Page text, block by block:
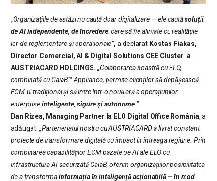
„Organizațiile de astăzi nu caută doar digitalizare — ele cautăsoluții
de AI independente, de încredere, care să fie aliniate cu realitățile
lor de reglementare și operaționale”, a declaratKostas Fiakas,
Director Comercial, AI & Digital Solutions CEE Cluster la
AUSTRIACARD HOLDINGS. „Colaborarea noastră cu ELO,
combinată cu GaiaB™ Appliance, permite clienților să depășească
ECM-ul tradițional și să intre într-o nouă eră a operațiunilor
enterpriseinteligente, sigure și autonome.”
Dan Rizea, Managing Partner la ELO Digital Office România, a
adăugat: „Parteneriatul nostru cu AUSTRIACARD a livrat constant
proiecte de transformare digitală cu impact în întreaga regiune. Prin
combinarea capabilităților ECM bazate pe AI ale ELO cu
infrastructura AI securizată GaiaB, oferim organizațiilor posibilitatea
de a transformainformația în inteligență acționabilă — în mod